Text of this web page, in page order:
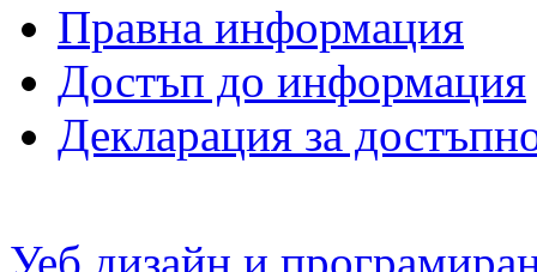
Правна информация
Достъп до информация
Декларация за